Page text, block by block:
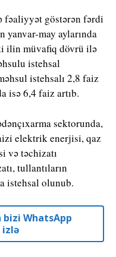
fəaliyyət göstərən fərdi
may aylarında
ilin müvafiq dövrü ilə
istehsal
istehsalı 2,8 faiz
isə 6,4 faiz artıb.
sektorunda,
elektrik enerjisi, qaz
və təchizatı
tullantıların
istehsal olunub.
bizi WhatsApp
izlə